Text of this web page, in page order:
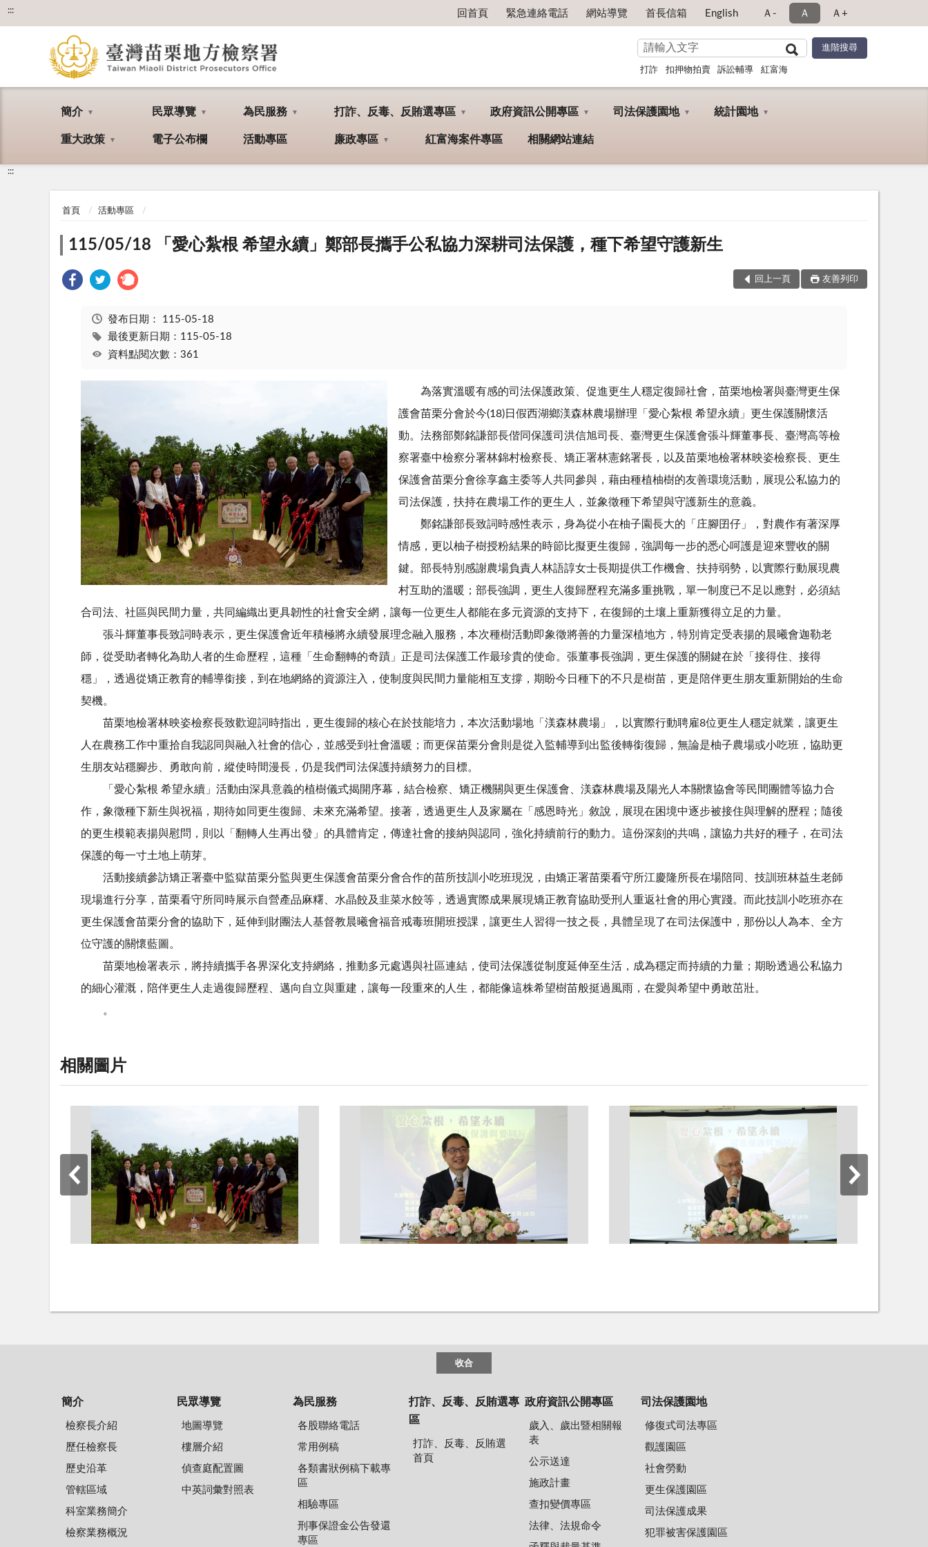
::: 回首頁 緊急連絡電話 網站導覽 首長信箱 English Ａ- Ａ Ａ+
打詐 扣押物拍賣 訴訟輔導 紅富海
簡介 民眾導覽 為民服務 打詐、反毒、反賄選專區 政府資訊公開專區 司法保護園地 統計園地
重大政策 電子公布欄 活動專區 廉政專區 紅富海案件專區 相關網站連結
:::
首頁 活動專區
115/05/18 「愛心紮根 希望永續」鄭部長攜手公私協力深耕司法保護，種下希望守護新生
回上一頁 友善列印
發布日期： 115-05-18
最後更新日期：115-05-18
資料點閱次數：361
為落實溫暖有感的司法保護政策、促進更生人穩定復歸社會，苗栗地檢署與臺灣更生保
護會苗栗分會於今(18)日假西湖鄉渼森林農場辦理「愛心紮根 希望永續」更生保護關懷活
動。法務部鄭銘謙部長偕同保護司洪信旭司長、臺灣更生保護會張斗輝董事長、臺灣高等檢
察署臺中檢察分署林錦村檢察長、矯正署林憲銘署長，以及苗栗地檢署林映姿檢察長、更生
保護會苗栗分會徐享鑫主委等人共同參與，藉由種植柚樹的友善環境活動，展現公私協力的
司法保護，扶持在農場工作的更生人，並象徵種下希望與守護新生的意義。
鄭銘謙部長致詞時感性表示，身為從小在柚子園長大的「庄腳囝仔」，對農作有著深厚
情感，更以柚子樹授粉結果的時節比擬更生復歸，強調每一步的悉心呵護是迎來豐收的關
鍵。部長特別感謝農場負責人林語諄女士長期提供工作機會、扶持弱勢，以實際行動展現農
村互助的溫暖；部長強調，更生人復歸歷程充滿多重挑戰，單一制度已不足以應對，必須結
合司法、社區與民間力量，共同編織出更具韌性的社會安全網，讓每一位更生人都能在多元資源的支持下，在復歸的土壤上重新獲得立足的力量。
張斗輝董事長致詞時表示，更生保護會近年積極將永續發展理念融入服務，本次種樹活動即象徵將善的力量深植地方，特別肯定受表揚的晨曦會迦勒老
師，從受助者轉化為助人者的生命歷程，這種「生命翻轉的奇蹟」正是司法保護工作最珍貴的使命。張董事長強調，更生保護的關鍵在於「接得住、接得
穩」，透過從矯正教育的輔導銜接，到在地網絡的資源注入，使制度與民間力量能相互支撐，期盼今日種下的不只是樹苗，更是陪伴更生朋友重新開始的生命
契機。
苗栗地檢署林映姿檢察長致歡迎詞時指出，更生復歸的核心在於技能培力，本次活動場地「渼森林農場」，以實際行動聘雇8位更生人穩定就業，讓更生
人在農務工作中重拾自我認同與融入社會的信心，並感受到社會溫暖；而更保苗栗分會則是從入監輔導到出監後轉銜復歸，無論是柚子農場或小吃班，協助更
生朋友站穩腳步、勇敢向前，縱使時間漫長，仍是我們司法保護持續努力的目標。
「愛心紮根 希望永續」活動由深具意義的植樹儀式揭開序幕，結合檢察、矯正機關與更生保護會、渼森林農場及陽光人本關懷協會等民間團體等協力合
作，象徵種下新生與祝福，期待如同更生復歸、未來充滿希望。接著，透過更生人及家屬在「感恩時光」敘說，展現在困境中逐步被接住與理解的歷程；隨後
的更生模範表揚與慰問，則以「翻轉人生再出發」的具體肯定，傳達社會的接納與認同，強化持續前行的動力。這份深刻的共鳴，讓協力共好的種子，在司法
保護的每一寸土地上萌芽。
活動接續參訪矯正署臺中監獄苗栗分監與更生保護會苗栗分會合作的苗所技訓小吃班現況，由矯正署苗栗看守所江慶隆所長在場陪同、技訓班林益生老師
現場進行分享，苗栗看守所同時展示自營產品麻糬、水晶餃及韭菜水餃等，透過實際成果展現矯正教育協助受刑人重返社會的用心實踐。而此技訓小吃班亦在
更生保護會苗栗分會的協助下，延伸到財團法人基督教晨曦會福音戒毒班開班授課，讓更生人習得一技之長，具體呈現了在司法保護中，那份以人為本、全方
位守護的關懷藍圖。
苗栗地檢署表示，將持續攜手各界深化支持網絡，推動多元處遇與社區連結，使司法保護從制度延伸至生活，成為穩定而持續的力量；期盼透過公私協力
的細心灌溉，陪伴更生人走過復歸歷程、邁向自立與重建，讓每一段重來的人生，都能像這株希望樹苗般挺過風雨，在愛與希望中勇敢茁壯。
。
相關圖片
收合
簡介
檢察長介紹
歷任檢察長
歷史沿革
管轄區域
科室業務簡介
檢察業務概況
民眾導覽
地圖導覽
樓層介紹
偵查庭配置圖
中英詞彙對照表
為民服務
各股聯絡電話
常用例稿
各類書狀例稿下載專
區
相驗專區
刑事保證金公告發還
專區
打詐、反毒、反賄選專
區
打詐、反毒、反賄選
首頁
政府資訊公開專區
歲入、歲出暨相關報
表
公示送達
施政計畫
查扣變價專區
法律、法規命令
司法保護園地
修復式司法專區
觀護園區
社會勞動
更生保護園區
司法保護成果
犯罪被害保護園區